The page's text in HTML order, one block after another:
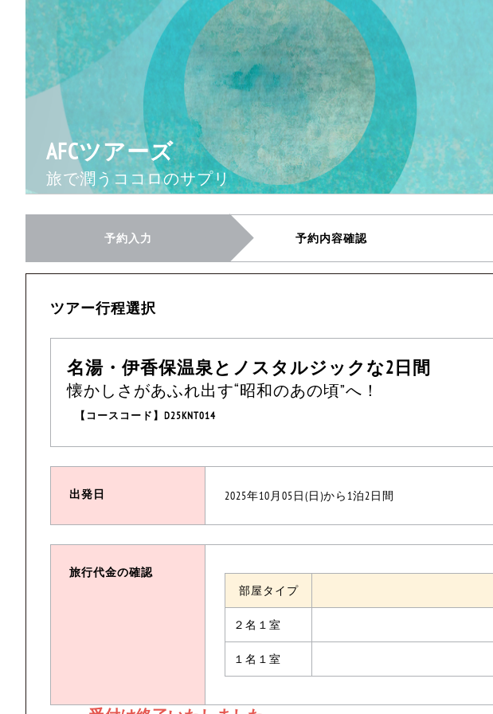
AFCツアーズ
旅で潤うココロのサプリ
予約入力 予約内容確認
ツアー行程選択
名湯・伊香保温泉とノスタルジックな2日間
懐かしさがあふれ出す“昭和のあの頃”へ！
【コースコード】D25KNT014
出発日 2025年10月05日(日)から1泊2日間
旅行代金の確認
部屋タイプ
２名１室
１名１室